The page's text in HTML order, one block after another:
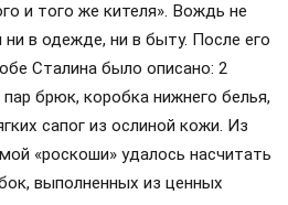
и того же кителя». Вождь не
ни в одежде, ни в быту. После его
Сталина было описано: 2
брюк, коробка нижнего белья,
сапог из ослиной кожи. Из
«роскоши» удалось насчитать
выполненных из ценных